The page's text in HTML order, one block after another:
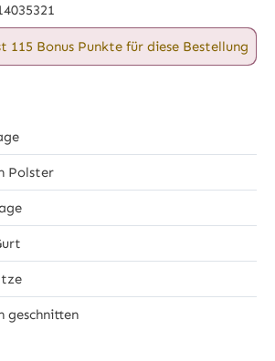
115 Bonus Punkte für diese Bestellung
Polster
geschnitten